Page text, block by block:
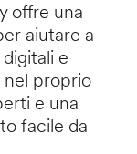
offre una
aiutare a
e
nel proprio
e una
facile da